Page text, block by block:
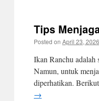
Tips
Posted on April 23, 2026
Ikan Ranchu adalah
Namun, untuk
diperhatikan.
→